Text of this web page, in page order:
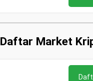
Daftar Market